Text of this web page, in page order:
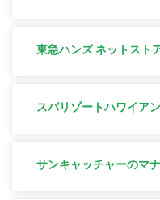
東急ハンズ ネットスト
スパリゾートハワイア
サンキャッチャーのマ